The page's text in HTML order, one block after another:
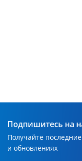
Подпишитесь на
Получайте
и обновлениях